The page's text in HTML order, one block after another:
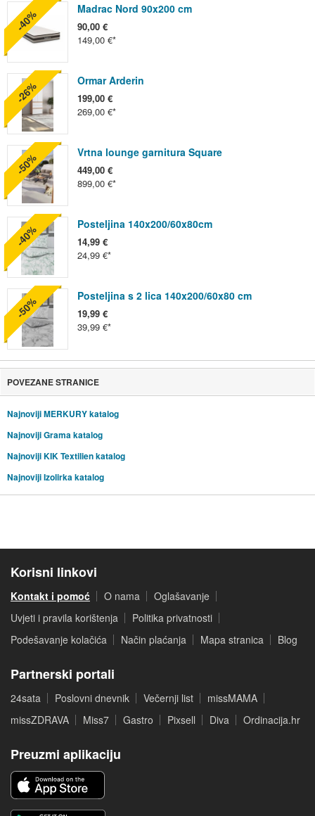
Madrac Nord 90x200 cm
90,00 €
149,00 €
-40%
Ormar Arderin
199,00 €
269,00 €
-26%
Vrtna lounge garnitura Square
449,00 €
899,00 €
-50%
Posteljina 140x200/60x80cm
14,99 €
24,99 €
-40%
Posteljina s 2 lica 140x200/60x80 cm
19,99 €
39,99 €
-50%
POVEZANE STRANICE
Najnoviji MERKURY katalog
Najnoviji Grama katalog
Najnoviji KIK Textilien katalog
Najnoviji Izolirka katalog
Korisni linkovi
Kontakt i pomoć O nama
Oglašavanje
Uvjeti i pravila korištenja
Politika privatnosti
Podešavanje kolačića
Način plaćanja Mapa stranica Blog
Partnerski portali
24sata Poslovni dnevnik Večernji list
missMAMA
missZDRAVA
Miss7 Gastro Pixsell Diva Ordinacija.hr
Preuzmi aplikaciju